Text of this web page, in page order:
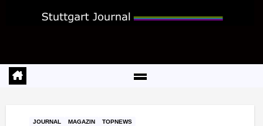
JOURNAL MAGAZIN TOPNEWS